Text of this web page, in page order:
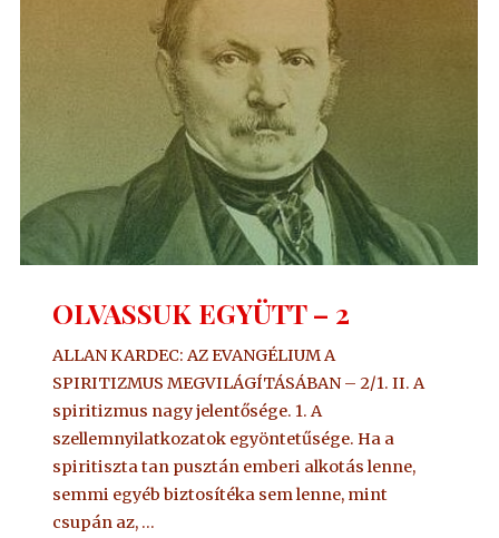
OLVASSUK EGYÜTT – 2
ALLAN KARDEC: AZ EVANGÉLIUM A
SPIRITIZMUS MEGVILÁGÍTÁSÁBAN – 2/1. II. A
spiritizmus nagy jelentősége. 1. A
szellemnyilatkozatok egyöntetűsége. Ha a
spiritiszta tan pusztán emberi alkotás lenne,
semmi egyéb biztosítéka sem lenne, mint
csupán az, …